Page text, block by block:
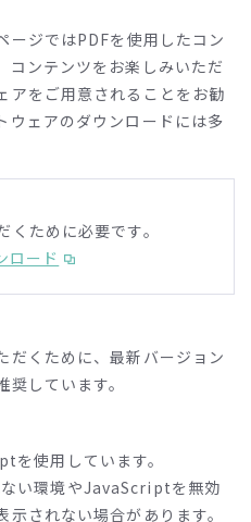
れらの役員または社員を誹
リンク
、当社の信用、品位を損なう
ブサイトの明確性が損なわ
力関係にあるものと誤認を
ク元のサイトを認知もしく
じさせるリンク
ては、当社が一旦許諾した
する場合があります。
するものではありません。
運営する会社と当社が特別
それらの会社の商品・サービ
ージではPDFを使用したコン
コンテンツをお楽しみいただ
アをご用意されることをお勧
ウェアのダウンロードには多
ために必要です。
ード
だくために、最新バージョン
しています。
使用しています。
い環境やJavaScriptを無効
されない場合があります。